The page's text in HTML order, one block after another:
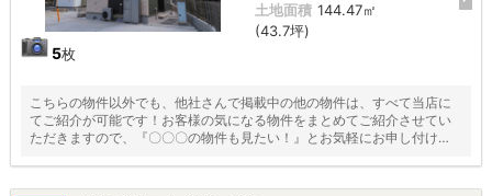
5枚
土地面積 144.47㎡
(43.7坪)
こちらの物件以外でも、他社さんで掲載中の他の物件は、すべて当店に
てご紹介が可能です！お客様の気になる物件をまとめてご紹介させてい
ただきますので、『〇〇〇の物件も見たい！』とお気軽にお申し付けく